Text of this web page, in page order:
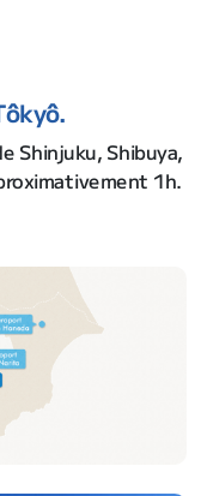
Shinjuku, Shibuya,
1h.